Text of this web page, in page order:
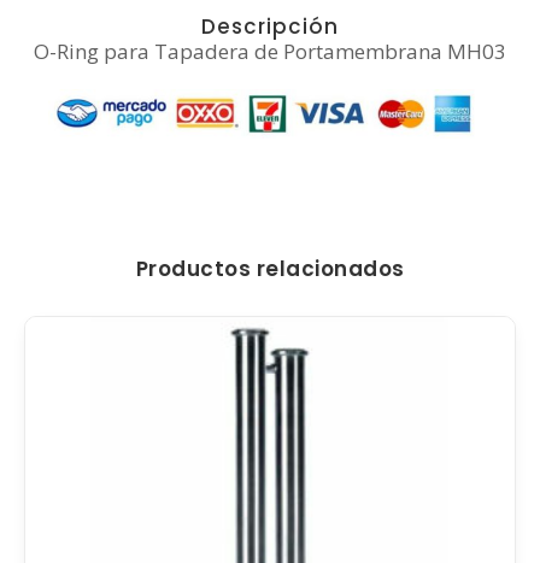
Descripción
O-Ring para Tapadera de Portamembrana MH03
Productos relacionados